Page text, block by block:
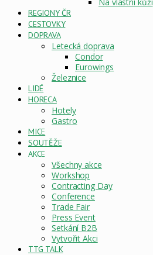
REGIONY ČR
CESTOVKY
DOPRAVA
Letecká doprava
Condor
Eurowings
Železnice
LIDÉ
HORECA
Hotely
Gastro
MICE
SOUTĚŽE
AKCE
Všechny akce
Workshop
Contracting Day
Conference
Trade Fair
Press Event
Setkání B2B
Vytvořit Akci
TTG TALK